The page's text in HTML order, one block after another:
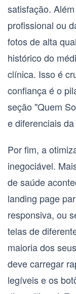
satisfação.
profissional ou
fotos de alta
histórico do
clínica. Isso é
confiança é o
seção "Quem
e diferenciais
Por fim, a
inegociável.
de saúde
landing page
responsiva, ou
telas de
maioria dos
deve carregar
legíveis e os